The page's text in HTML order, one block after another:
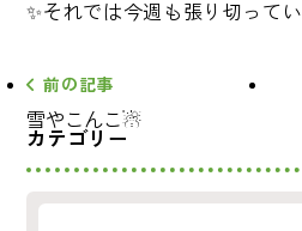
✨それでは今週も張り切って
前の記事
雪やこんこ☃
カテゴリー